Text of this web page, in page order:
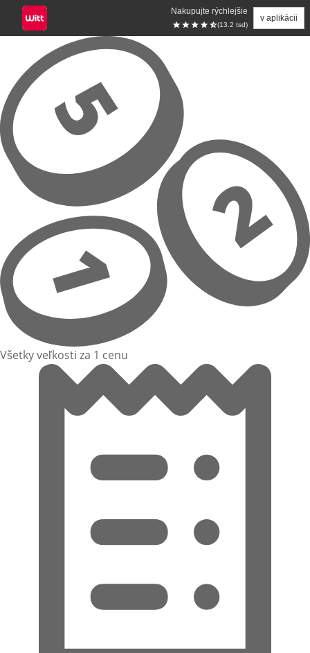
Nakupujte rýchlejšie
(13.2 tsd)
v aplikácii
Prejsť na hlavný obsah
Všetky veľkosti za 1 cenu